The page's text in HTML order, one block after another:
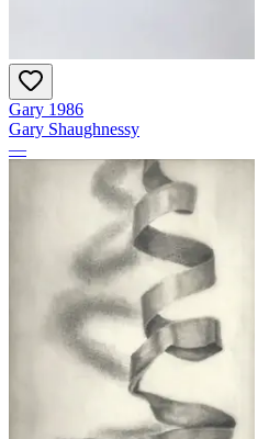
Gary 1986
Gary Shaughnessy
—